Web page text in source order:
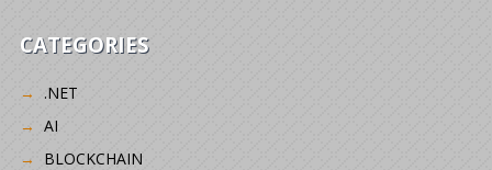
CATEGORIES
.NET
AI
BLOCKCHAIN